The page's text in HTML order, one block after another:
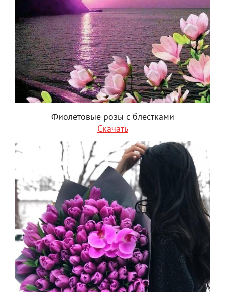
Фиолетовые розы с блестками
Скачать